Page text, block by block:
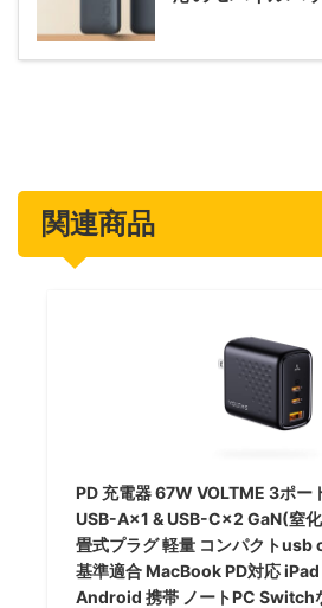
関連商品
PD 充電器 67W VOLTME 3ポー
USB-A×1 & USB-C×2 GaN(窒
畳式プラグ 軽量 コンパクトusb
基準適合 MacBook PD対応
Android 携帯 ノートPC Switch